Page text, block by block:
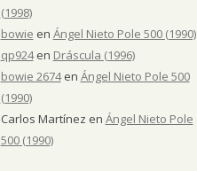
(1998)
bowie en Ángel Nieto Pole 500 (1990)
qp924en Dráscula (1996)
bowie 2674en Ángel Nieto Pole 500
(1990)
Carlos Martínez en Ángel Nieto Pole
500 (1990)